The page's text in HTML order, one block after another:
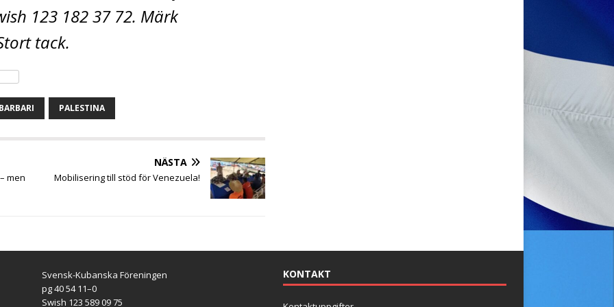
123 182 37 72. Märk
tack.
PALESTINA
men
NÄSTA
Mobilisering till stöd för Venezuela!
Svensk-Kubanska Föreningen
pg 40 54 11–0
Swish 123 589 09 75
KONTAKT